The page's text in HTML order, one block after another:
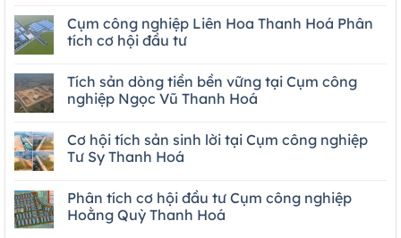
Cụm công nghiệp Liên Hoa Thanh Hoá Phân
tích cơ hội đầu tư
Tích sản dòng tiền bền vững tại Cụm công
nghiệp Ngọc Vũ Thanh Hoá
Cơ hội tích sản sinh lời tại Cụm công nghiệp
Tư Sy Thanh Hoá
Phân tích cơ hội đầu tư Cụm công nghiệp
Hoằng Quỳ Thanh Hoá